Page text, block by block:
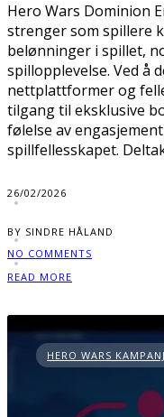
Hero Wars Dominion
strenger som spillere
belønninger i spillet,
spillopplevelse. Ved å
nettplattformer og
tilgang til eksklusive
følelse av
spillfellesskapet.
26/02/2026
BY SINDRE HÅLAND
NO COMMENTS
READ MORE
HERO WARS